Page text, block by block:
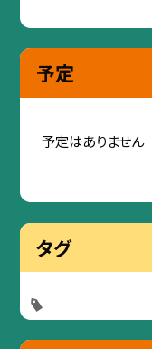
予定
予定はありません
タグ